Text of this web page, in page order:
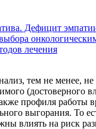
Дефицит
лечения
тем не менее, не
(достоверного
профиля работы
выгорания. То
влиять на риск